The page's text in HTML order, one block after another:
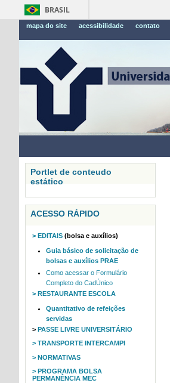
BRASIL
mapa do site acessibilidade contato
Portlet de conteudo
estático
ACESSO RÁPIDO
> EDITAIS (bolsa e auxílios)
Guia básico de solicitação de
bolsas e auxílios PRAE
Como acessar o Formulário
Completo do CadÚnico
> RESTAURANTE ESCOLA
Quantitativo de refeições
servidas
> PASSE LIVRE UNIVERSITÁRIO
> TRANSPORTE INTERCAMPI
> NORMATIVAS
> PROGRAMA BOLSA
PERMANÊNCIA MEC